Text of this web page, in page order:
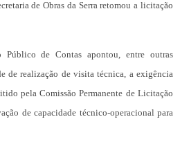
de Obras da Serra retomou a licitação
Público de Contas apontou, entre outras
de realização de visita técnica, a exigência
pela Comissão Permanente de Licitação
de capacidade técnico-operacional para